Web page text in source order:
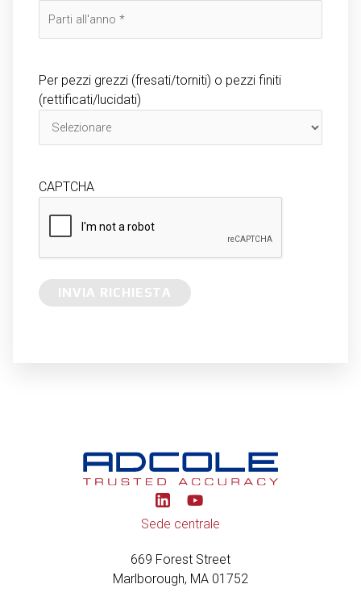
Per pezzi grezzi (fresati/torniti) o pezzi finiti
(rettificati/lucidati)
CAPTCHA
INVIA RICHIESTA
Y
o
u
b
e
Sede centrale
669 Forest Street
Marlborough, MA 01752